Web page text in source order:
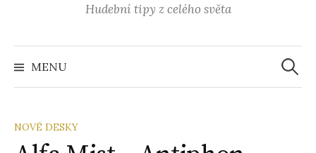
Hudební tipy z celého světa
MENU
NOVÉ DESKY